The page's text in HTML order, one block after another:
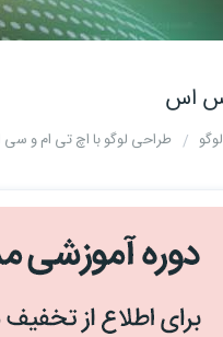
اس
لوگو طراحی لوگو با اچ تی ام و